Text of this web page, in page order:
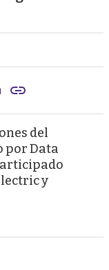
del
por Data
y